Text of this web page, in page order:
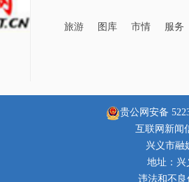
旅游 图库 市情 服务
贵公网安备
互联网新闻
兴义市融
地址：兴
违法和不良